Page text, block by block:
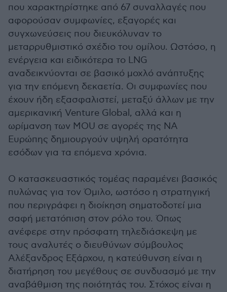
που χαρακτηρίστηκε από 67 συναλλαγές που
αφορούσαν συμφωνίες, εξαγορές και
συγχωνεύσεις που διευκόλυναν το
μεταρρυθμιστικό σχέδιο του ομίλου. Ωστόσο, η
ενέργεια και ειδικότερα το LNG
αναδεικνύονται σε βασικό μοχλό ανάπτυξης
για την επόμενη δεκαετία. Οι συμφωνίες που
έχουν ήδη εξασφαλιστεί, μεταξύ άλλων με την
αμερικανική Venture Global, αλλά και η
ωρίμανση των MOU σε αγορές της ΝΑ
Ευρώπης δημιουργούν υψηλή ορατότητα
εσόδων για τα επόμενα χρόνια.
Ο κατασκευαστικός τομέας παραμένει βασικός
πυλώνας για τον Όμιλο, ωστόσο η στρατηγική
που περιγράφει η διοίκηση σηματοδοτεί μια
σαφή μετατόπιση στον ρόλο του. Όπως
ανέφερε στην πρόσφατη τηλεδιάσκεψη με
τους αναλυτές ο διευθύνων σύμβουλος
Αλέξανδρος Εξάρχου, η κατεύθυνση είναι η
διατήρηση του μεγέθους σε συνδυασμό με την
αναβάθμιση της ποιότητάς του. Στόχος είναι η